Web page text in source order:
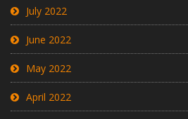
July 2022
June 2022
May 2022
April 2022